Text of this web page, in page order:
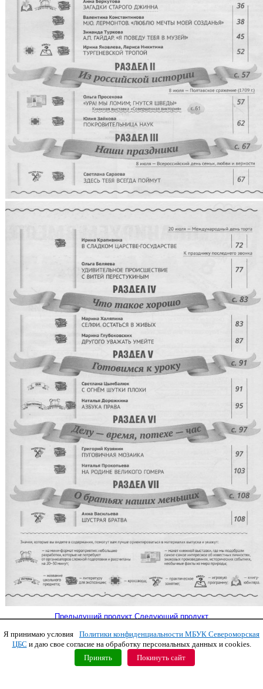
Предыдущий продукт Следующий продукт
Copyright © 2011 МБУК СЦБС
Я принимаю условия
Политики конфиденциальности МБУК Североморская
ЦБС и даю свое согласие на обработку персональных данных и cookies.
Принять
Покинуть сайт